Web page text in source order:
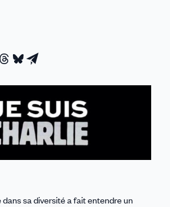
Partager
Partager
sur
Bluesky
Partager
par
email
dans sa diversité a fait entendre un